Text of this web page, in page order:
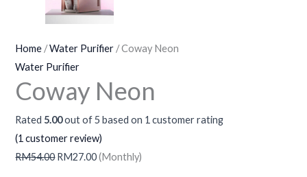
Home /Water Purifier / Coway Neon
Water Purifier
Coway Neon
Rated 5.00out of 5 based on 1customer rating
(1customer review)
RM54.00 RM27.00 (Monthly)